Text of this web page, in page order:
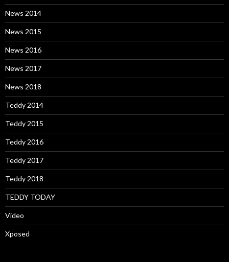
News 2014
News 2015
News 2016
News 2017
News 2018
Teddy 2014
Teddy 2015
Teddy 2016
Teddy 2017
Teddy 2018
TEDDY TODAY
Video
Xposed